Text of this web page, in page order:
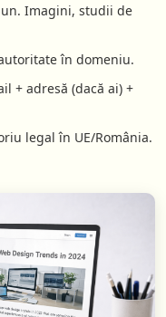
Imagini, studii de
în domeniu.
+ adresă (dacă ai) +
legal în UE/România.